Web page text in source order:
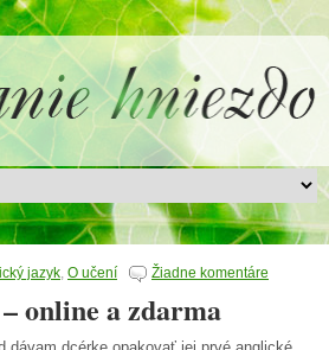
jazyk O učení Žiadne komentáre
online a zdarma